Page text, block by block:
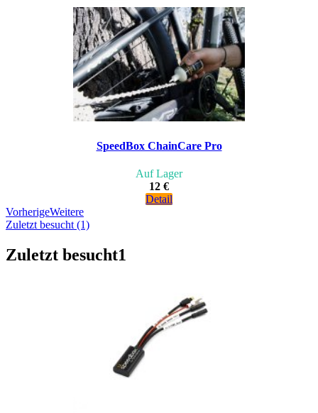
SpeedBox ChainCare Pro
Auf Lager
12 €
Detail
VorherigeWeitere
Zuletzt besucht (1)
Zuletzt besucht1